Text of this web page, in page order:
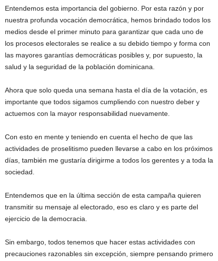
Entendemos esta importancia del gobierno. Por esta razón y por
nuestra profunda vocación democrática, hemos brindado todos los
medios desde el primer minuto para garantizar que cada uno de
los procesos electorales se realice a su debido tiempo y forma con
las mayores garantías democráticas posibles y, por supuesto, la
salud y la seguridad de la población dominicana.
Ahora que solo queda una semana hasta el día de la votación, es
importante que todos sigamos cumpliendo con nuestro deber y
actuemos con la mayor responsabilidad nuevamente.
Con esto en mente y teniendo en cuenta el hecho de que las
actividades de proselitismo pueden llevarse a cabo en los próximos
días, también me gustaría dirigirme a todos los gerentes y a toda la
sociedad.
Entendemos que en la última sección de esta campaña quieren
transmitir su mensaje al electorado, eso es claro y es parte del
ejercicio de la democracia.
Sin embargo, todos tenemos que hacer estas actividades con
precauciones razonables sin excepción, siempre pensando primero